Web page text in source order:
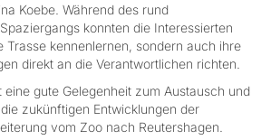
Koebe. Während des rund
konnten die Interessierten
Trasse kennenlernen, sondern auch ihre
direkt an die Verantwortlichen richten.
eine gute Gelegenheit zum Austausch und
zukünftigen Entwicklungen der
vom Zoo nach Reutershagen.